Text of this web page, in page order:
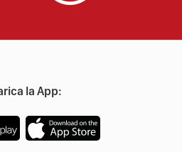
la App: